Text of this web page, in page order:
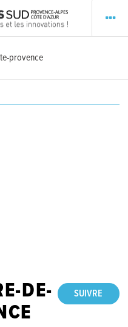
provence
SUIVRE
DE-